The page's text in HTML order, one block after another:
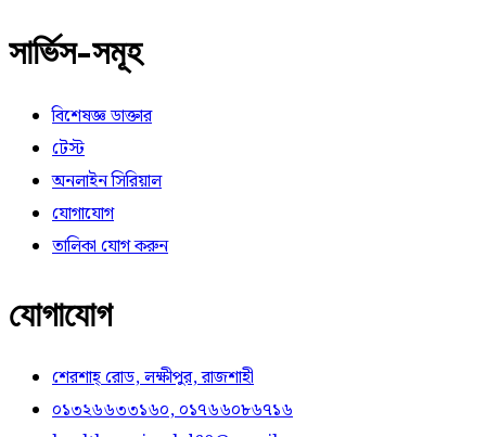
সার্ভিস-সমূহ
বিশেষজ্ঞ ডাক্তার
টেস্ট
অনলাইন সিরিয়াল
যোগাযোগ
তালিকা যোগ করুন
যোগাযোগ
শেরশাহ্ রোড, লক্ষীপুর, রাজশাহী
০১৩২৬৬৩৩১৬০, ০১৭৬৬০৮৬৭১৬